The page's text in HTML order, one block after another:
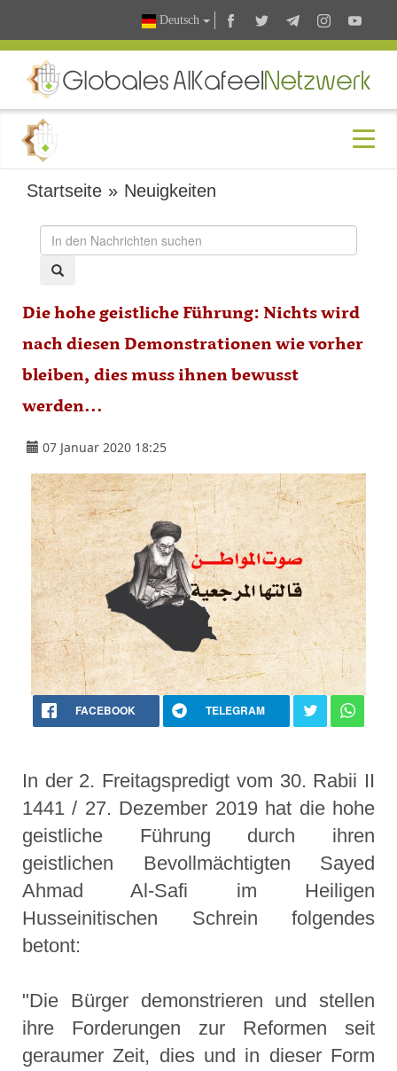
Deutsch
Startseite » Neuigkeiten
Die hohe geistliche Führung: Nichts wird
nach diesen Demonstrationen wie vorher
bleiben, dies muss ihnen bewusst
werden...
07 Januar 2020 18:25
FACEBOOK TELEGRAM
In der 2. Freitagspredigt vom 30. Rabii II
1441 / 27. Dezember 2019 hat die hohe
geistliche Führung durch ihren
geistlichen Bevollmächtigten Sayed
Ahmad Al-Safi im Heiligen
Husseinitischen Schrein folgendes
betont:
"Die Bürger demonstrieren und stellen
ihre Forderungen zur Reformen seit
geraumer Zeit, dies und in dieser Form